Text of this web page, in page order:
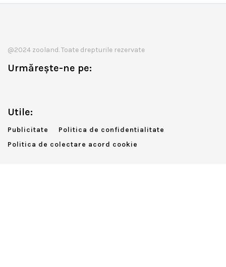
@2024 zooland. Toate drepturile rezervate
Urmărește-ne pe:
Utile:
Publicitate
Politica de confidentialitate
Politica de colectare acord cookie